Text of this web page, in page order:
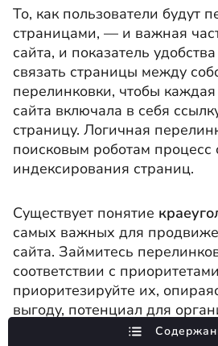
То, как пользователи будут
страницами, — и важная
сайта, и показатель
связать страницы между
перелинковки, чтобы
сайта включала в себя
страницу. Логичная
поисковым роботам процесс
индексирования страниц.
Существует понятие
самых важных для
сайта. Займитесь
соответствии с
приоритезируйте их,
выгоду, потенциал для
и важность для